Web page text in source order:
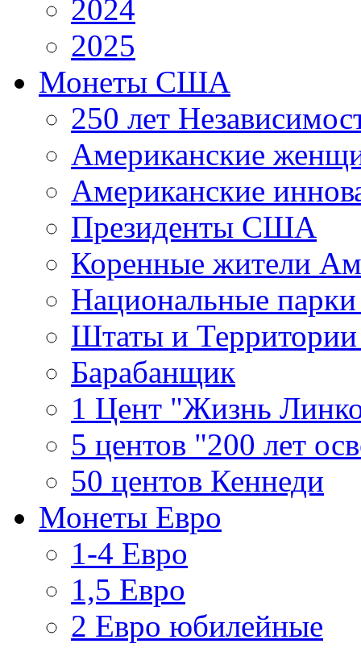
2024
2025
Монеты США
250 лет
Американские
Американские
Президенты США
Коренные жители
Национальные
Штаты и
Барабанщик
1 Цент "Жизнь
5 центов "200 лет
50 центов Кеннеди
Монеты Евро
1-4 Евро
1,5 Евро
2 Евро юбилейные